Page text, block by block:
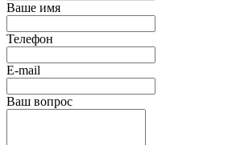
Ваше имя
Телефон
E-mail
Ваш вопрос